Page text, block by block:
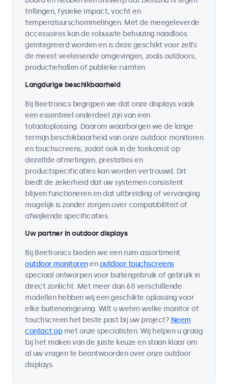
trillingen, fysieke impact, vocht en
temperatuurschommelingen. Met de meegeleverde
accessoires kan de robuuste behuizing naadloos
geïntegreerd worden en is deze geschikt voor zelfs
de meest veeleisende omgevingen, zoals outdoors,
productiehallen of publieke ruimten.
Langdurige beschikbaarheid
Bij Beetronics begrijpen we dat onze displays vaak
een essentieel onderdeel zijn van een
totaaloplossing. Daarom waarborgen we de lange
termijn beschikbaarheid van onze outdoor monitoren
en touchscreens, zodat ook in de toekomst op
dezelfde afmetingen, prestaties en
productspecificaties kan worden vertrouwd. Dit
biedt de zekerheid dat uw systemen consistent
blijven functioneren en dat uitbreiding of vervanging
mogelijk is zonder zorgen over compatibiliteit of
afwijkende specificaties.
Uw partner in outdoor displays
Bij Beetronics bieden we een ruim assortiment
outdoor monitorenenoutdoor touchscreens
speciaal ontworpen voor buitengebruik of gebruik in
direct zonlicht. Met meer dan 60 verschillende
modellen hebben wij een geschikte oplossing voor
elke buitenomgeving. Wilt u weten welke monitor of
touchscreen het beste past bij uw project? Neem
contact opmet onze specialisten. Wij helpen u graag
bij het maken van de juiste keuze en staan klaar om
al uw vragen te beantwoorden over onze outdoor
displays.